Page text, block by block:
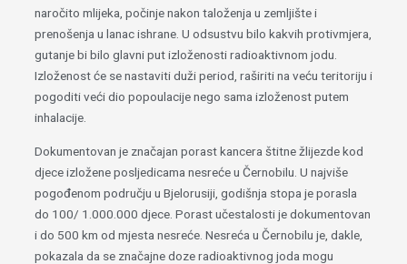
naročito mlijeka, počinje nakon taloženja u zemljište i
prenošenja u lanac ishrane. U odsustvu bilo kakvih protivmjera,
gutanje bi bilo glavni put izloženosti radioaktivnom jodu.
Izloženost će se nastaviti duži period, raširiti na veću teritoriju i
pogoditi veći dio popoulacije nego sama izloženost putem
inhalacije.
Dokumentovan je značajan porast kancera štitne žlijezde kod
djece izložene posljedicama nesreće u Černobilu. U najviše
pogođenom području u Bjelorusiji, godišnja stopa je porasla
do 100/ 1.000.000 djece. Porast učestalosti je dokumentovan
i do 500 km od mjesta nesreće. Nesreća u Černobilu je, dakle,
pokazala da se značajne doze radioaktivnog joda mogu